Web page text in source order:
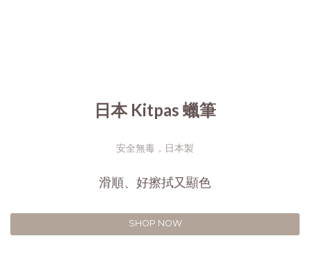
日本 Kitpas 蠟筆
安全無毒，日本製
滑順、好擦拭又顯色
SHOP NOW